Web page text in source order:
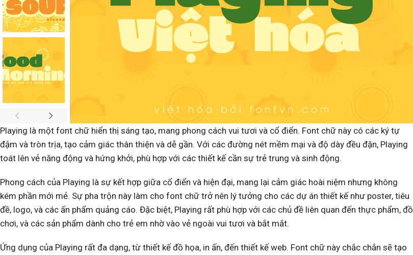
Playing là một font chữ hiển thị sáng tạo, mang phong cách vui tươi và cổ điển. Font chữ này có các ký tự
đậm và tròn trịa, tạo cảm giác thân thiện và dễ gần. Với các đường nét mềm mại và độ dày đều đặn, Playing
toát lên vẻ năng động và hứng khởi, phù hợp với các thiết kế cần sự trẻ trung và sinh động.
Phong cách của Playing là sự kết hợp giữa cổ điển và hiện đại, mang lại cảm giác hoài niệm nhưng không
kém phần mới mẻ. Sự pha trộn này làm cho font chữ trở nên lý tưởng cho các dự án thiết kế như poster, tiêu
đề, logo, và các ấn phẩm quảng cáo. Đặc biệt, Playing rất phù hợp với các chủ đề liên quan đến thực phẩm, đồ
chơi, và các sản phẩm dành cho trẻ em nhờ vào vẻ ngoài vui tươi và bắt mắt.
Ứng dụng của Playing rất đa dạng, từ thiết kế đồ họa, in ấn, đến thiết kế web. Font chữ này chắc chắn sẽ tạo